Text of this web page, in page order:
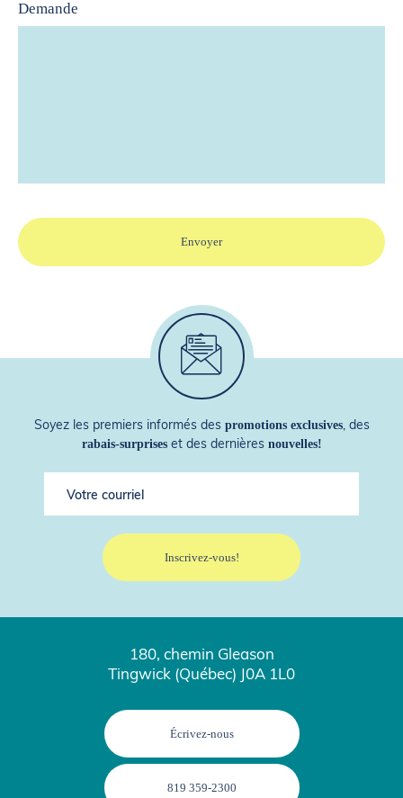
Demande
Soyez les premiers informés des promotions exclusives, des
rabais-surpriseset des dernières nouvelles!
180, chemin Gleason
Tingwick (Québec) J0A 1L0
Écrivez-nous
819 359-2300